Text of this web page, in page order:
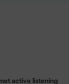
active listening